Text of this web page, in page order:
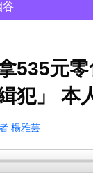
谷
隨時掌握天下大
遭起底！姜厚任
講三小？
535元零
犯」 本
楊雅芸